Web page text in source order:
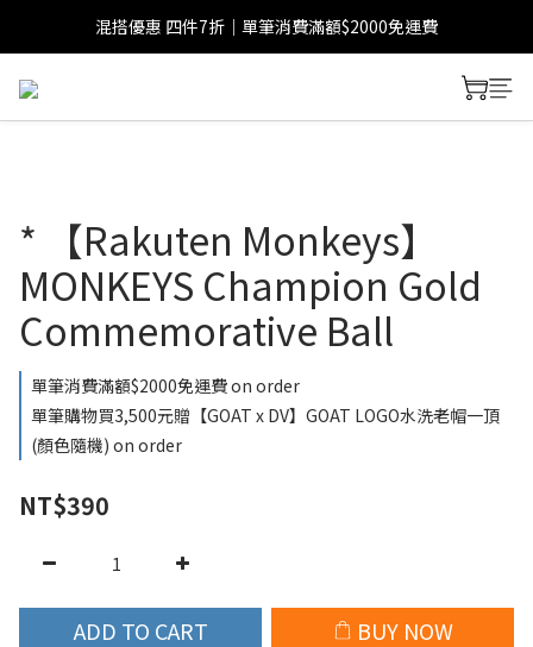
混搭優惠 四件7折｜單筆消費滿額$2000免運費
* 【Rakuten Monkeys】
MONKEYS Champion Gold
Commemorative Ball
單筆消費滿額$2000免運費 on order
單筆購物買3,500元贈【GOAT x DV】GOAT LOGO水洗老帽一頂
(顏色隨機) on order
NT$390
ADD TO CART BUY NOW